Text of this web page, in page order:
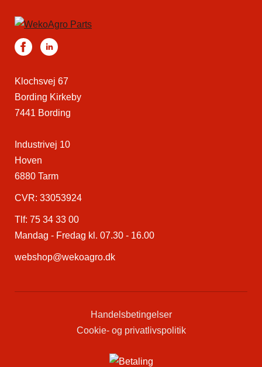
Klochsvej 67
Bording Kirkeby
7441 Bording
Industrivej 10
Hoven
6880 Tarm
CVR: 33053924
Tlf: 75 34 33 00
Mandag - Fredag kl. 07.30 - 16.00
webshop@wekoagro.dk
Handelsbetingelser
Cookie- og privatlivspolitik